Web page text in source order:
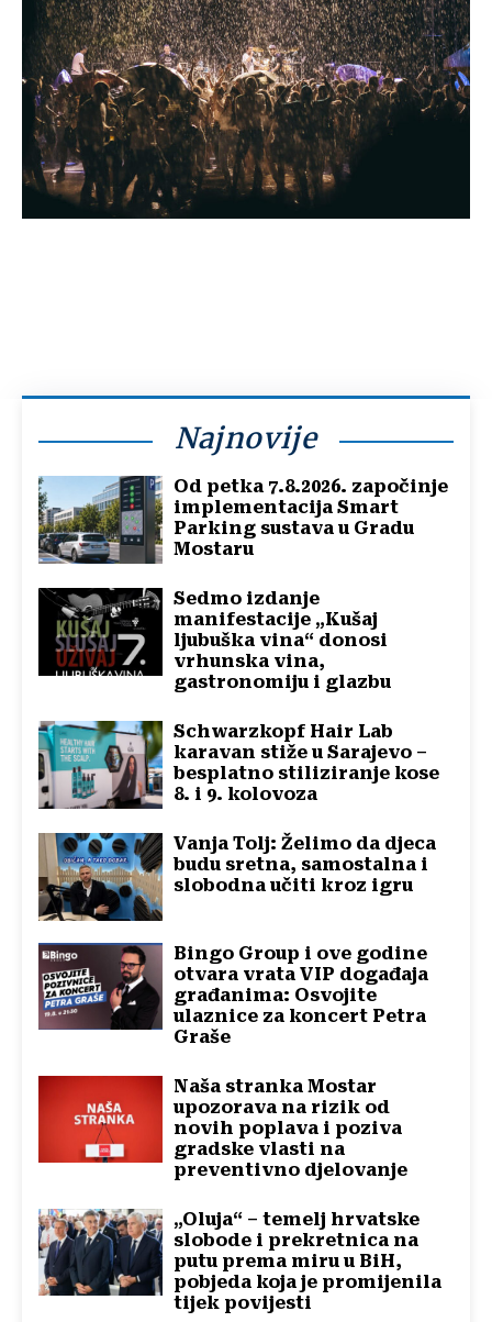
Najnovije
Od petka 7.8.2026. započinje
implementacija Smart
Parking sustava u Gradu
Mostaru
Sedmo izdanje
manifestacije „Kušaj
ljubuška vina“ donosi
vrhunska vina,
gastronomiju i glazbu
Schwarzkopf Hair Lab
karavan stiže u Sarajevo –
besplatno stiliziranje kose
8. i 9. kolovoza
Vanja Tolj: Želimo da djeca
budu sretna, samostalna i
slobodna učiti kroz igru
Bingo Group i ove godine
otvara vrata VIP događaja
građanima: Osvojite
ulaznice za koncert Petra
Graše
Naša stranka Mostar
upozorava na rizik od
novih poplava i poziva
gradske vlasti na
preventivno djelovanje
„Oluja“ – temelj hrvatske
slobode i prekretnica na
putu prema miru u BiH,
pobjeda koja je promijenila
tijek povijesti